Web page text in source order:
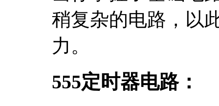
稍复杂的电路，以
力。
555定时器电路：